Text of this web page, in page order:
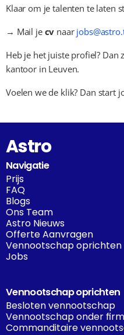
Klaar om je talenten te laten
→ Mail je cv naar
Heb je het juiste profiel?
kantoor in Leuven.
Voelen we de klik? Dan start
Astro
Navigatie
Prijs
FAQ
Blogs
Ons Team
Astro Nieuws
Offerte Aanvragen
Vennootschap oprichten
Jobs
Vennootschap oprichten
Besloten vennootschap
Vennootschap onder
Commanditaire